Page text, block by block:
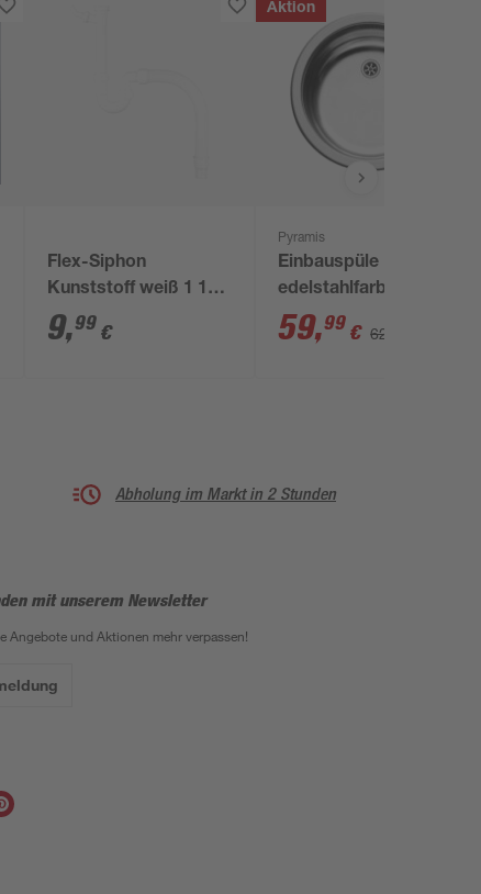
Flex-Siphon
Kunststoff weiß 1 1/2'
x 40/50 mm
9,99 €
Aktion
Pyramis
Einbauspüle 'CR'
edelstahlfarben glatt
Ø 45 cm
59,99 € 62,99 €
Abholung im Markt in 2 Stunden
mit unserem Newsletter
Angebote und Aktionen mehr verpassen!